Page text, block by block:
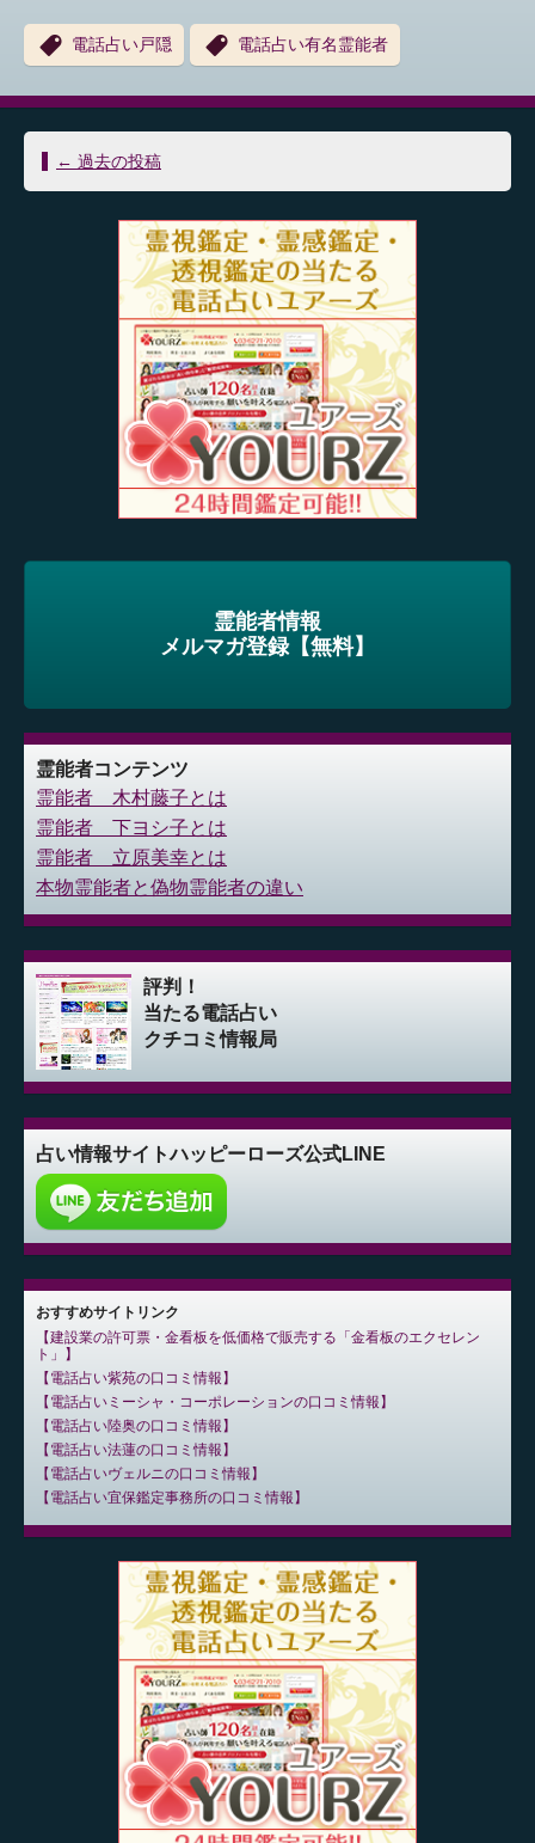
電話占い戸隠 電話占い有名霊能者
投 ← 過去の投稿
霊能者情報
メルマガ登録【無料】
霊能者コンテンツ
霊能者 木村藤子とは
霊能者 下ヨシ子とは
霊能者 立原美幸とは
本物霊能者と偽物霊能者の違い
評判！
当たる電話占い
クチコミ情報局
占い情報サイトハッピーローズ公式LINE
おすすめサイトリンク
建設業の許可票・金看板を低価格で販売する「金看板のエクセレン
ト」
電話占い紫苑の口コミ情報
電話占いミーシャ・コーポレーションの口コミ情報
電話占い陸奥の口コミ情報
電話占い法蓮の口コミ情報
電話占いヴェルニの口コミ情報
電話占い宜保鑑定事務所の口コミ情報